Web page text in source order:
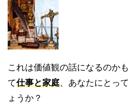
これは価値観の話になるのか
て仕事と家庭、あなたにとっ
ょうか？